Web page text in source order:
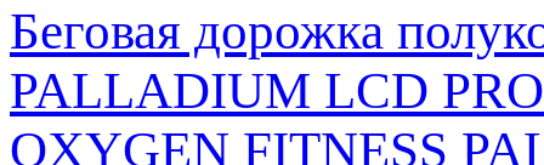
Беговая дорожка
PALLADIUM LCD PRO
OXYGEN FITNESS